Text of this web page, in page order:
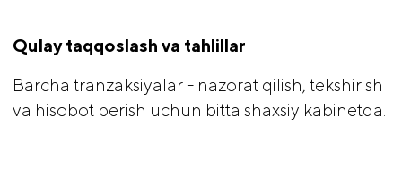
Qulay taqqoslash va tahlillar
Barcha tranzaksiyalar - nazorat qilish, tekshirish
va hisobot berish uchun bitta shaxsiy kabinetda.